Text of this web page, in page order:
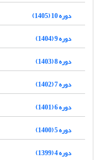
دوره 10 (1405)
دوره 9 (1404)
دوره 8 (1403)
دوره 7 (1402)
دوره 6 (1401)
دوره 5 (1400)
دوره 4 (1399)